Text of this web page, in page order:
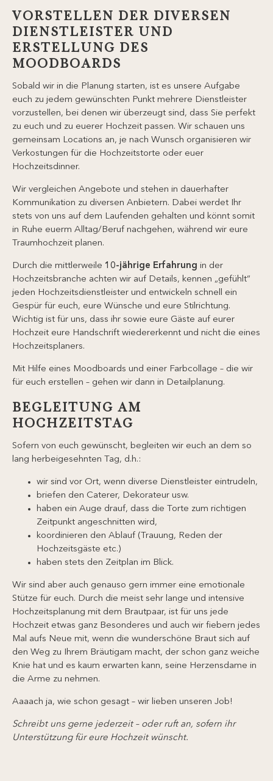
VORSTELLEN DER DIVERSEN
DIENSTLEISTER UND
ERSTELLUNG DES
MOODBOARDS
Sobald wir in die Planung starten, ist es unsere Aufgabe
euch zu jedem gewünschten Punkt mehrere Dienstleister
vorzustellen, bei denen wir überzeugt sind, dass Sie perfekt
zu euch und zu euerer Hochzeit passen. Wir schauen uns
gemeinsam Locations an, je nach Wunsch organisieren wir
Verkostungen für die Hochzeitstorte oder euer
Hochzeitsdinner.
Wir vergleichen Angebote und stehen in dauerhafter
Kommunikation zu diversen Anbietern. Dabei werdet Ihr
stets von uns auf dem Laufenden gehalten und könnt somit
in Ruhe euerm Alltag/Beruf nachgehen, während wir eure
Traumhochzeit planen.
Durch die mittlerweile 10-jährige Erfahrung in der
Hochzeitsbranche achten wir auf Details, kennen „gefühlt“
jeden Hochzeitsdienstleister und entwickeln schnell ein
Gespür für euch, eure Wünsche und eure Stilrichtung.
Wichtig ist für uns, dass ihr sowie eure Gäste auf eurer
Hochzeit eure Handschrift wiedererkennt und nicht die eines
Hochzeitsplaners.
Mit Hilfe eines Moodboards und einer Farbcollage – die wir
für euch erstellen – gehen wir dann in Detailplanung.
BEGLEITUNG AM
HOCHZEITSTAG
Sofern von euch gewünscht, begleiten wir euch an dem so
lang herbeigesehnten Tag, d.h.:
wir sind vor Ort, wenn diverse Dienstleister eintrudeln,
briefen den Caterer, Dekorateur usw.
haben ein Auge drauf, dass die Torte zum richtigen
Zeitpunkt angeschnitten wird,
koordinieren den Ablauf (Trauung, Reden der
Hochzeitsgäste etc.)
haben stets den Zeitplan im Blick.
Wir sind aber auch genauso gern immer eine emotionale
Stütze für euch. Durch die meist sehr lange und intensive
Hochzeitsplanung mit dem Brautpaar, ist für uns jede
Hochzeit etwas ganz Besonderes und auch wir fiebern jedes
Mal aufs Neue mit, wenn die wunderschöne Braut sich auf
den Weg zu Ihrem Bräutigam macht, der schon ganz weiche
Knie hat und es kaum erwarten kann, seine Herzensdame in
die Arme zu nehmen.
Aaaach ja, wie schon gesagt – wir lieben unseren Job!
Schreibt uns gerne jederzeit – oder ruft an, sofern ihr
Unterstützung für eure Hochzeit wünscht.